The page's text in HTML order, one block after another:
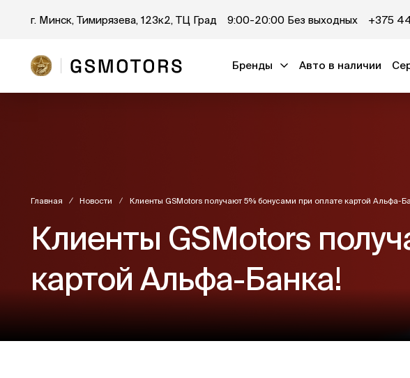
г. Минск, Тимирязева, 123к2, ТЦ Град 9:00-20:00 Без выходных +375
Бренды Авто в наличии
Главная Новости Клиенты GSMotors получают 5% бонусами при оплате картой Альфа-
Клиенты GSMotors
картой Альфа-Банка!